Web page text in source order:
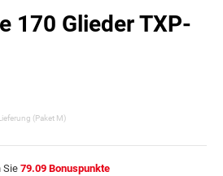
170 Glieder TXP-
(Paket M)
Sie 79.09 Bonuspunkte